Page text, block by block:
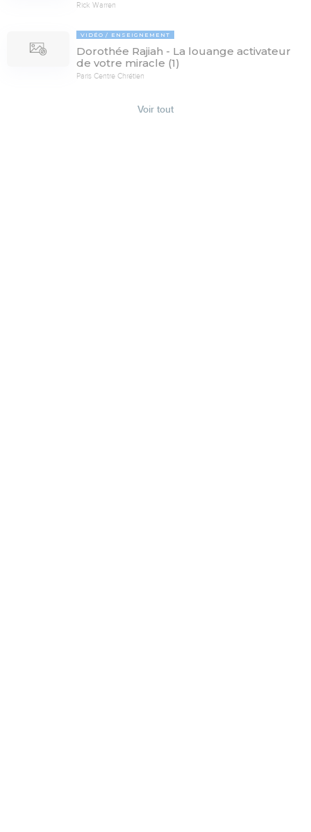
Rick Warren
VIDÉO ENSEIGNEMENT
Dorothée Rajiah - La louange activateur
de votre miracle (1)
Paris Centre Chrétien
Voir tout